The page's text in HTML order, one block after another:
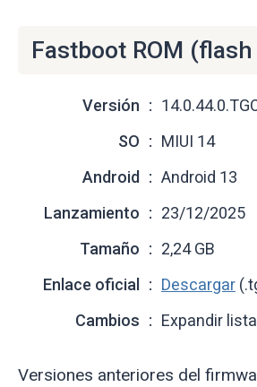
Fastboot ROM
Versión
SO
MIUI 14
Android
Android 13
Lanzamiento
23/12/2025
Tamaño
2,24 GB
Enlace oficial
Descargar
Cambios
Expandir lista
Versiones anteriores del